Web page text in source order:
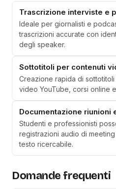
Trascrizione interviste e
Ideale per giornalisti e
trascrizioni accurate con
degli speaker.
Sottotitoli per contenuti
Creazione rapida di
video YouTube, corsi online
Documentazione riunioni
Studenti e professionisti
registrazioni audio di
testo ricercabile.
Domande frequenti